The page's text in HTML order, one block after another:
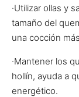
·Utilizar ollas y
tamaño del
una cocción
·Mantener los
hollín, ayuda a
energético.